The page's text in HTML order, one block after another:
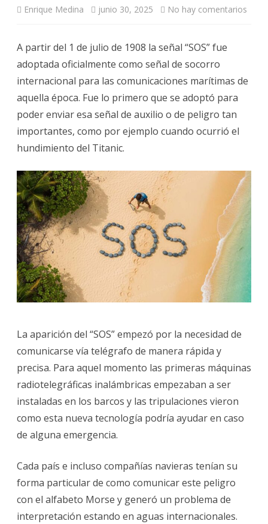
Enrique Medina junio 30, 2025 No hay comentarios
A partir del 1 de julio de 1908 la señal “SOS” fue
adoptada oficialmente como señal de socorro
internacional para las comunicaciones marítimas de
aquella época. Fue lo primero que se adoptó para
poder enviar esa señal de auxilio o de peligro tan
importantes, como por ejemplo cuando ocurrió el
hundimiento del Titanic.
La aparición del “SOS” empezó por la necesidad de
comunicarse vía telégrafo de manera rápida y
precisa. Para aquel momento las primeras máquinas
radiotelegráficas inalámbricas empezaban a ser
instaladas en los barcos y las tripulaciones vieron
como esta nueva tecnología podría ayudar en caso
de alguna emergencia.
Cada país e incluso compañías navieras tenían su
forma particular de como comunicar este peligro
con el alfabeto Morse y generó un problema de
interpretación estando en aguas internacionales.